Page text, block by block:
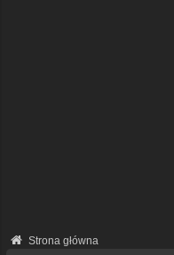
Strona główna